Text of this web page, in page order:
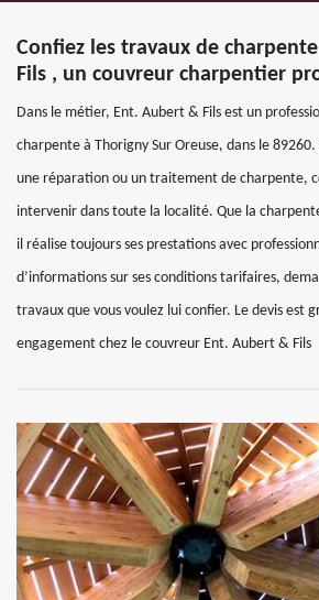
Confiez les travaux de
Fils , un couvreur charpentier
Dans le métier, Ent. Aubert & Fils est un
charpente à Thorigny Sur Oreuse, dans le
une réparation ou un traitement de charpente,
intervenir dans toute la localité. Que la
il réalise toujours ses prestations avec
d’informations sur ses conditions tarifaires,
travaux que vous voulez lui confier. Le devis est
engagement chez le couvreur Ent. Aubert & Fils